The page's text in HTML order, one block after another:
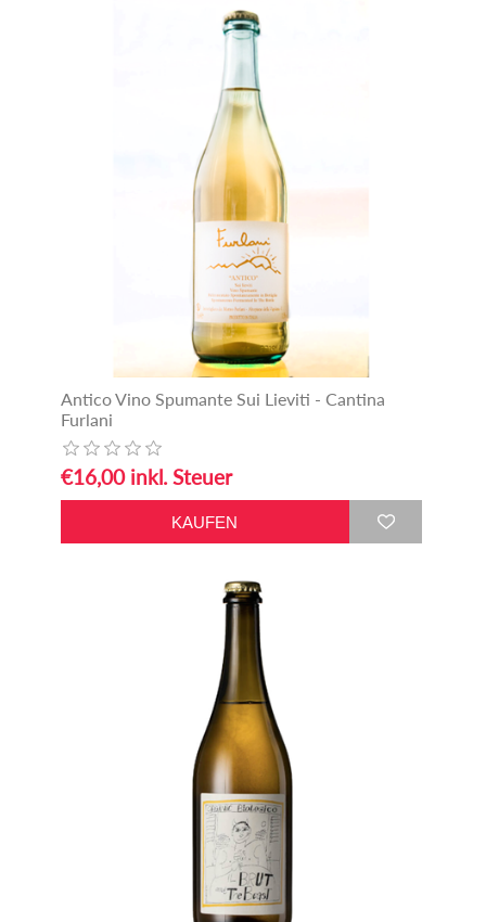
Antico Vino Spumante Sui Lieviti - Cantina
Furlani
€16,00 inkl. Steuer